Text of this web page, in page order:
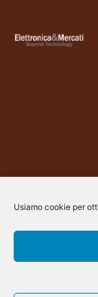
Usiamo cookie per